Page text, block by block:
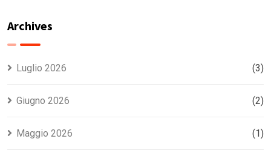
Amico per
Archives
Luglio 2026 (3)
Giugno 2026 (2)
Maggio 2026 (1)